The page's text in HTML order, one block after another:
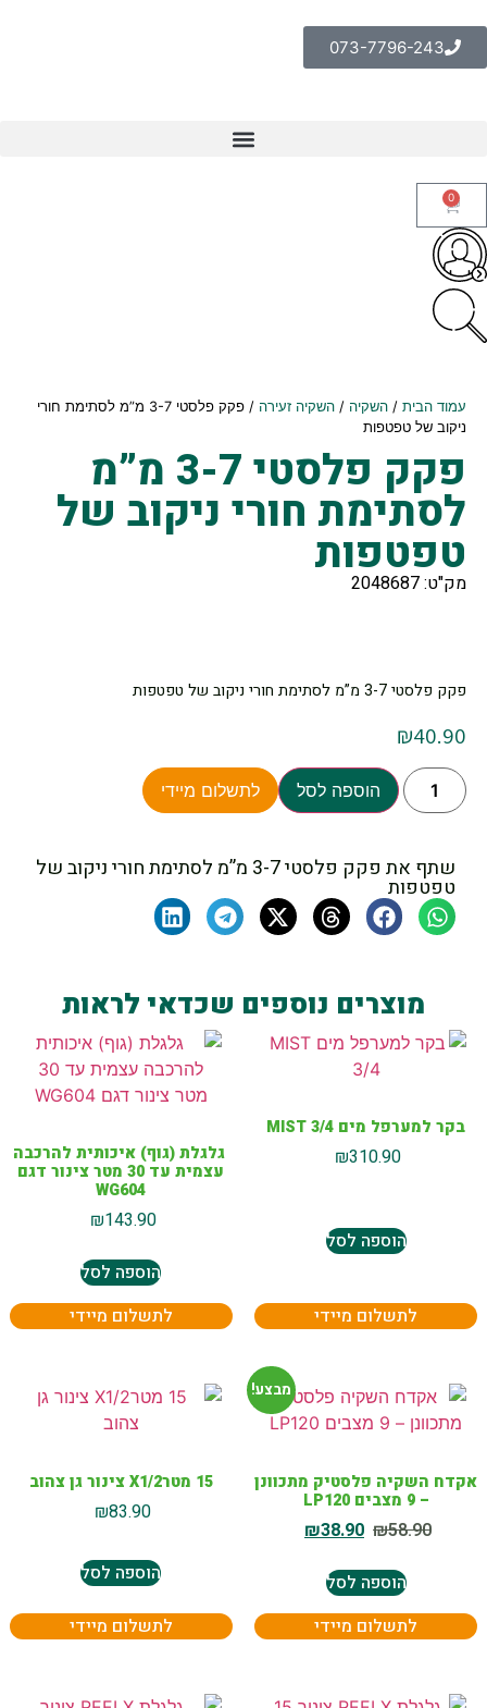
073-7796-243
0
עמוד הבית/ השקיה / השקיה זעירה
/ פקק פלסטי 3-7 מ”מ לסתימת חורי
ניקוב של טפטפות
פקק פלסטי 3-7 מ”מ
לסתימת חורי ניקוב של
טפטפות
מק"ט: 2048687
פקק פלסטי 3-7 מ”מ לסתימת חורי ניקוב של טפטפות
₪40.90
הוספה לסל לתשלום מיידי
שתף את פקק פלסטי 3-7 מ”מ לסתימת חורי ניקוב של
טפטפות
מוצרים נוספים שכדאי לראות
בקר למערפל מים MIST 3/4
₪310.90
הוספה לסל
לתשלום מיידי
גלגלת (גוף) איכותית להרכבה
עצמית עד 30 מטר צינור דגם
WG604
₪143.90
הוספה לסל
לתשלום מיידי
מבצע!
אקדח השקיה פלסטיק מתכוונן
– 9 מצבים LP120
₪58.90
₪38.90
הוספה לסל
לתשלום מיידי
15 מטרX1/2 צינור גן צהוב
₪83.90
הוספה לסל
לתשלום מיידי